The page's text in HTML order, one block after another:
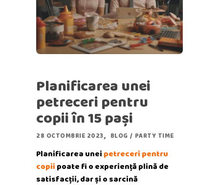
Planificarea unei
petreceri pentru
copii în 15 pași
28 OCTOMBRIE 2023 BLOG / PARTY TIME
Planificarea unei petreceri pentru
copii poate fi o experiență plină de
satisfacții, dar și o sarcină